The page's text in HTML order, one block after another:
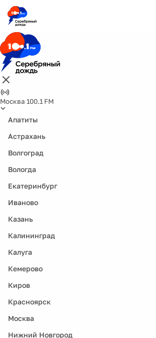
Москва 100.1 FM
Апатиты
Астрахань
Волгоград
Вологда
Екатеринбург
Иваново
Казань
Калининград
Калуга
Кемерово
Киров
Красноярск
Москва
Нижний Новгород